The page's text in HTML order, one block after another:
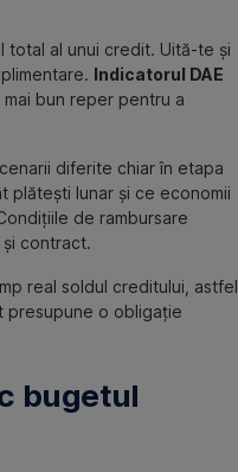
al unui credit. Uită-te și
Indicatorul DAE
bun reper pentru a
diferite chiar în etapa
plătești lunar și ce economii
de rambursare
contract.
real soldul creditului, astfel
presupune o obligație
bugetul